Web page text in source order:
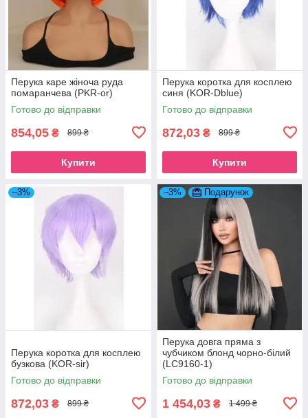
Перука каре жіноча руда
помаранчева (PKR-or)
Готово до відправки
854,05 ₴ 899 ₴
Купити
Перука коротка для косплею
синя (KOR-Dblue)
Готово до відправки
872,03 ₴ 899 ₴
Купити
–3%
Перука коротка для косплею
бузкова (KOR-sir)
Готово до відправки
872,03 ₴ 899 ₴
–3% Подарунок
Перука довга пряма з
чубчиком блонд чорно-білий
(LC9160-1)
Готово до відправки
1 454,03 ₴ 1 499 ₴